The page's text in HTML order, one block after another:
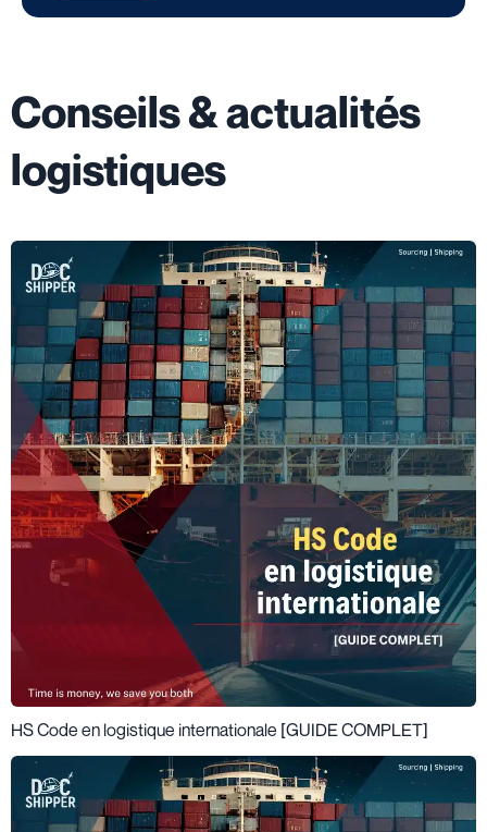
Conseils & actualités
logistiques
HS Code en logistique internationale [GUIDE COMPLET]